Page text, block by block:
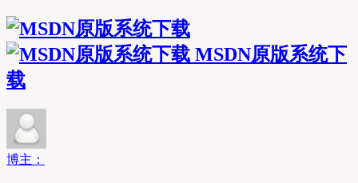
MSDN原版系统下
载
博主：